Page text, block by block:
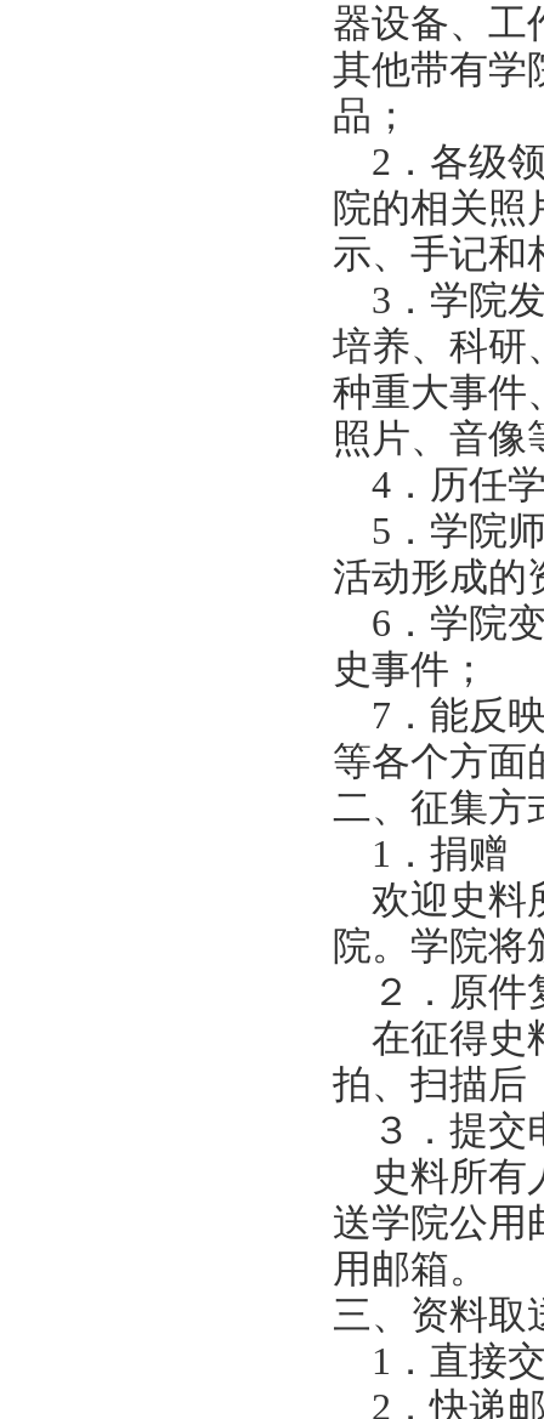
器设备、工
其他带有学
品；
2．各级
院的相关照
示、手记和
3．学院
培养、科研
种重大事件
照片、音像
4．历任
5．学院
活动形成的
6．学院
史事件；
7．能反
等各个方面
二、征集方
1．捐赠
欢迎史料
院。学院将
２．原件
在征得史
拍、扫描后
３．提交
史料所有
送学院公用
用邮箱。
三、资料取
1．直接
2．快递